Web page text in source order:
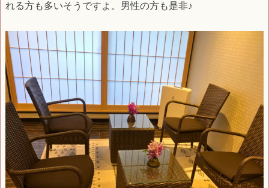
れる方も多いそうですよ。男性の方も是非♪